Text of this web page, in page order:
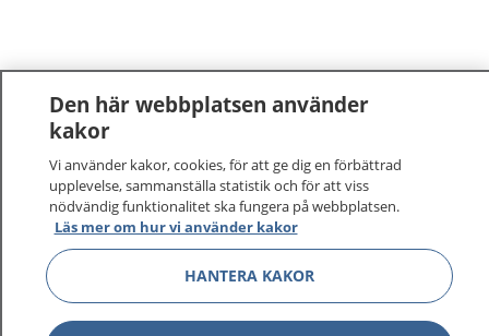
Den här webbplatsen använder
kakor
Vi använder kakor, cookies, för att ge dig en förbättrad
upplevelse, sammanställa statistik och för att viss
nödvändig funktionalitet ska fungera på webbplatsen.
Läs mer om hur vi använder kakor
HANTERA KAKOR